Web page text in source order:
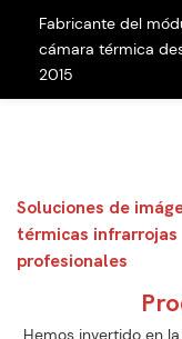
Fabricante del
cámara térmica
2015
Soluciones de
térmicas infrarrojas
profesionales
Hemos invertido en